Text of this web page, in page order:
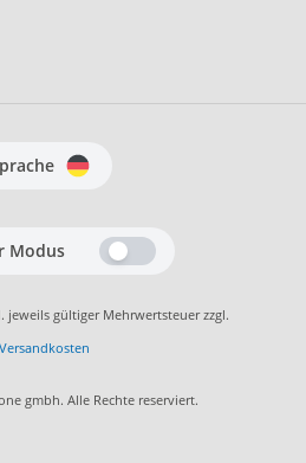
Modus
jeweils gültiger Mehrwertsteuer zzgl.
Versandkosten
gmbh. Alle Rechte reserviert.